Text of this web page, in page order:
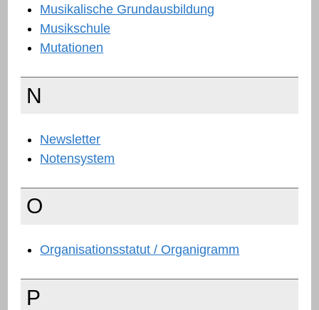
Musikalische Grundausbildung
Musikschule
Mutationen
N
Newsletter
Notensystem
O
Organisationsstatut / Organigramm
P